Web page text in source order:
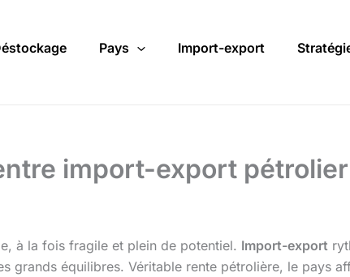
Pays Import-export
import-export
à la fois fragile et plein de potentiel. Import-export
grands équilibres. Véritable rente pétrolière, le pays